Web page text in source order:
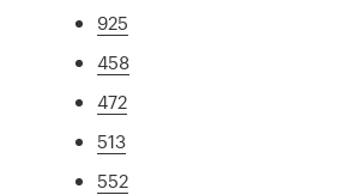
925
458
472
513
552